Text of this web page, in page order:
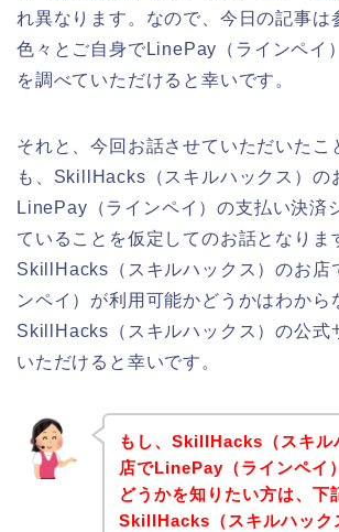
れ異なります。なので、今日の記事は
色々とご自身でLinePay（ラインペイ
を調べていただけると幸いです。
それと、今回お話させていただいたこ
も、SkillHacks（スキルハックス）の
LinePay（ラインペイ）の支払い決済
ていることを仮定してのお話となりま
SkillHacks（スキルハックス）のお店
ンペイ）が利用可能かどうかはわから
SkillHacks（スキルハックス）の公式
いただけると幸いです。
もし、SkillHacks（スキル
店でLinePay（ラインペイ
どうかを知りたい方は、下
SkillHacks（スキルハック